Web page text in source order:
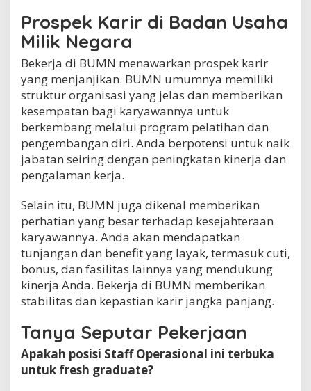
Prospek Karir di Badan Usaha
Milik Negara
Bekerja di BUMN menawarkan prospek karir
yang menjanjikan. BUMN umumnya memiliki
struktur organisasi yang jelas dan memberikan
kesempatan bagi karyawannya untuk
berkembang melalui program pelatihan dan
pengembangan diri. Anda berpotensi untuk naik
jabatan seiring dengan peningkatan kinerja dan
pengalaman kerja.
Selain itu, BUMN juga dikenal memberikan
perhatian yang besar terhadap kesejahteraan
karyawannya. Anda akan mendapatkan
tunjangan dan benefit yang layak, termasuk cuti,
bonus, dan fasilitas lainnya yang mendukung
kinerja Anda. Bekerja di BUMN memberikan
stabilitas dan kepastian karir jangka panjang.
Tanya Seputar Pekerjaan
Apakah posisi Staff Operasional ini terbuka
untuk fresh graduate?